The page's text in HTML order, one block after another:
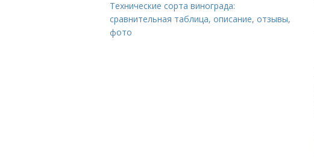
Технические сорта винограда:
сравнительная таблица, описание, отзывы,
фото